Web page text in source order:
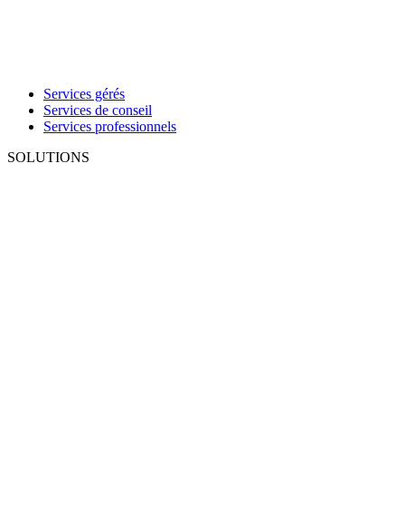
Services gérés
Services de conseil
Services professionnels
SOLUTIONS